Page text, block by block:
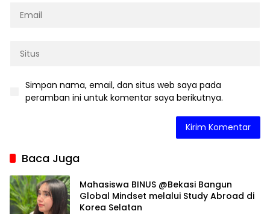
Simpan nama, email, dan situs web saya pada
peramban ini untuk komentar saya berikutnya.
Baca Juga
Mahasiswa BINUS @Bekasi Bangun
Global Mindset melalui Study Abroad di
Korea Selatan